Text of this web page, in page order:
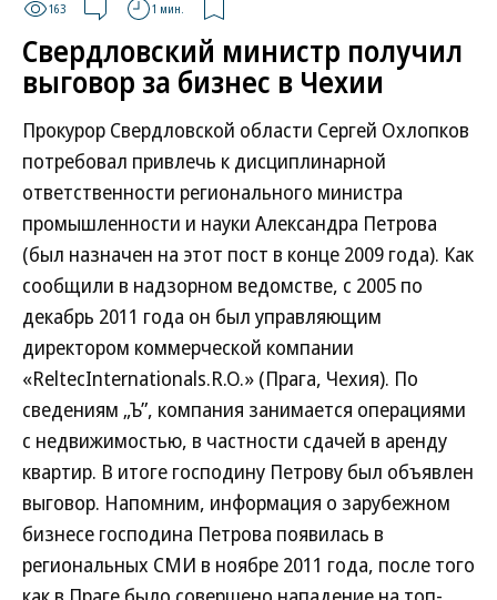
163 1 мин.
Свердловский министр получил
выговор за бизнес в Чехии
Прокурор Свердловской области Сергей Охлопков
потребовал привлечь к дисциплинарной
ответственности регионального министра
промышленности и науки Александра Петрова
(был назначен на этот пост в конце 2009 года). Как
сообщили в надзорном ведомстве, с 2005 по
декабрь 2011 года он был управляющим
директором коммерческой компании
«ReltecInternationals.R.O.» (Прага, Чехия). По
сведениям „Ъ”, компания занимается операциями
с недвижимостью, в частности сдачей в аренду
квартир. В итоге господину Петрову был объявлен
выговор. Напомним, информация о зарубежном
бизнесе господина Петрова появилась в
региональных СМИ в ноябре 2011 года, после того